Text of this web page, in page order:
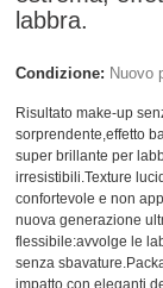
labbra.
Condizione: Nuovo
Risultato make-up
sorprendente,effetto
super brillante per
irresistibili.Texture
confortevole e non
nuova generazione
flessibile:avvolge le
senza sbavature.
impatto con eleganti